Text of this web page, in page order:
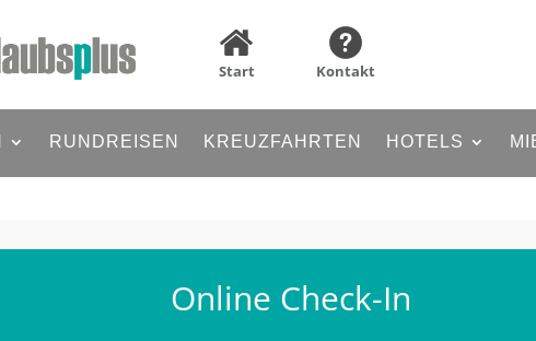
Start Kontakt
RUNDREISEN KREUZFAHRTEN HOTELS
Online Check-In